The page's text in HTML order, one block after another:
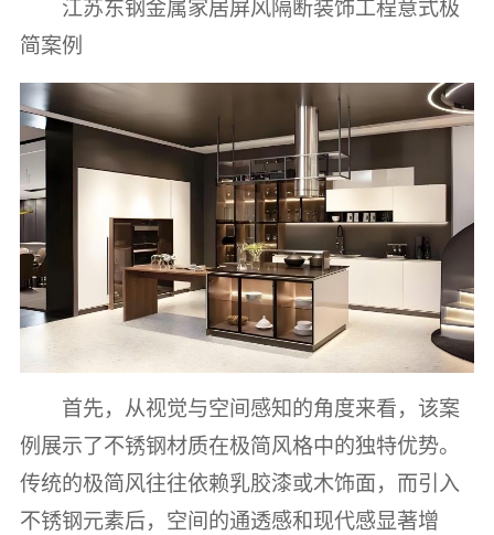
江苏东钢金属家居屏风隔断装饰工程意式极
简案例
首先，从视觉与空间感知的角度来看，该案
例展示了不锈钢材质在极简风格中的独特优势。
传统的极简风往往依赖乳胶漆或木饰面，而引入
不锈钢元素后，空间的通透感和现代感显著增